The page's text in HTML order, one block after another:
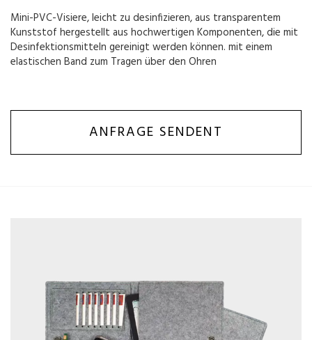
Mini-PVC-Visiere, leicht zu desinfizieren, aus transparentem
Kunststof hergestellt aus hochwertigen Komponenten, die mit
Desinfektionsmitteln gereinigt werden können. mit einem
elastischen Band zum Tragen über den Ohren
ANFRAGE SENDENT